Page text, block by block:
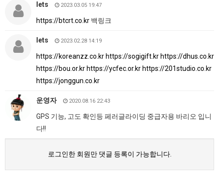
lets 2023.03.05 19:47
https://btcrt.co.kr 백링크
lets 2023.02.28 14:19
https://koreanzz.co.kr https://sogigift.kr https://dhus.co.kr
https://bou.or.kr https://ycfec.or.kr https://201studio.co.kr
https://jonggun.co.kr
운영자 2020.08.16 22:43
GPS 기능, 고도 확인등 페러글라이딩 중급자용 바리오 입니
다!!
로그인한 회원만 댓글 등록이 가능합니다.